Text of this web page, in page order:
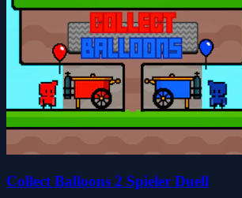
Collect Balloons 2 Spieler Duell